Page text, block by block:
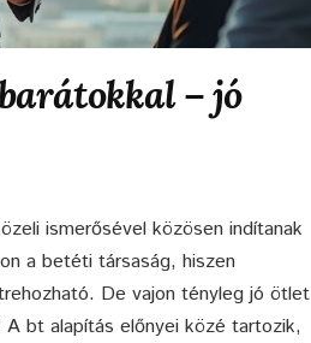
– jó
ismerősével közösen indítanak
a betéti társaság, hiszen
De vajon tényleg jó ötlet
bt alapítás előnyei közé tartozik,